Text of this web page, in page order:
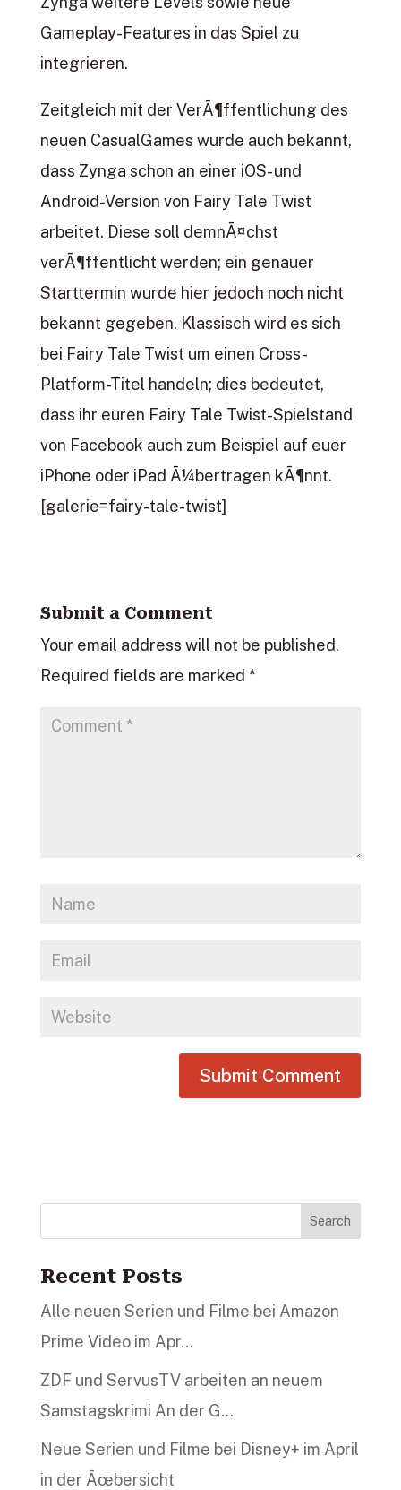
Gameplay-Features in das Spiel zu
integrieren.
Zeitgleich mit der VerÃ¶ffentlichung des
neuen CasualGames wurde auch bekannt,
dass Zynga schon an einer iOS- und
Android-Version von Fairy Tale Twist
arbeitet. Diese soll demnÃ¤chst
verÃ¶ffentlicht werden; ein genauer
Starttermin wurde hier jedoch noch nicht
bekannt gegeben. Klassisch wird es sich
bei Fairy Tale Twist um einen Cross-
Platform-Titel handeln; dies bedeutet,
dass ihr euren Fairy Tale Twist-Spielstand
von Facebook auch zum Beispiel auf euer
iPhone oder iPad Ã¼bertragen kÃ¶nnt.
[galerie=fairy-tale-twist]
Submit a Comment
Your email address will not be published.
Required fields are marked *
Search
Recent Posts
Alle neuen Serien und Filme bei Amazon
Prime Video im Apr…
ZDF und ServusTV arbeiten an neuem
Samstagskrimi An der G…
Neue Serien und Filme bei Disney+ im April
in der Ãœbersicht